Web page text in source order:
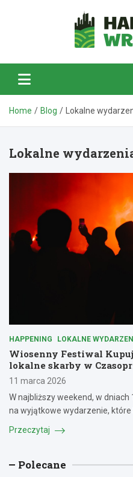
Home Blog Lokalne
Lokalne
HAPPENING LOKALNE
Wiosenny Festiwal
lokalne skarby w
11 marca 2026
W najbliższy weekend, w
na wyjątkowe wydarzenie, które
Przeczytaj
Polecane